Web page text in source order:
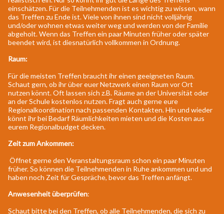
einschätzen. Für die Teilnehmenden ist es wichtig zu wissen, wann
das Treffen zu Ende ist. Viele von ihnen sind nicht volljährig
und/oder wohnen etwas weiter weg und werden von der Familie
abgeholt. Wenn das Treffen ein paar Minuten früher oder später
beendet wird, ist diesnatürlich vollkommen in Ordnung.
Raum:
Für die meisten Treffen braucht ihr einen geeigneten Raum.
Schaut gern, ob ihr über euer Netzwerk einen Raum vor Ort
nutzen könnt. Oft lassen sich z.B. Räume an der Universität oder
an der Schule kostenlos nutzen. Fragt auch gerne eure
Regionalkoordination nach passenden Kontakten. Hin und wieder
könnt ihr bei Bedarf Räumlichkeiten mieten und die Kosten aus
eurem Regionalbudget decken.
Zeit zum Ankommen:
Öffnet gerne den Veranstaltungsraum schon ein paar Minuten
früher. So können die Teilnehmenden in Ruhe ankommen und und
haben noch Zeit für Gespräche, bevor das Treffen anfängt.
Anwesenheit überprüfen:
Schaut bitte bei den Treffen, ob alle Teilnehmenden, die sich zu